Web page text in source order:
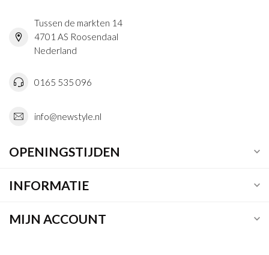
Tussen de markten 14
4701 AS Roosendaal
Nederland
0165 535 096
info@newstyle.nl
OPENINGSTIJDEN
INFORMATIE
MIJN ACCOUNT